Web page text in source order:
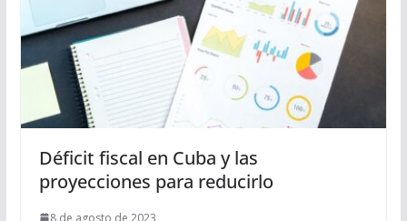
Déficit fiscal en Cuba y las
proyecciones para reducirlo
8 de agosto de 2023